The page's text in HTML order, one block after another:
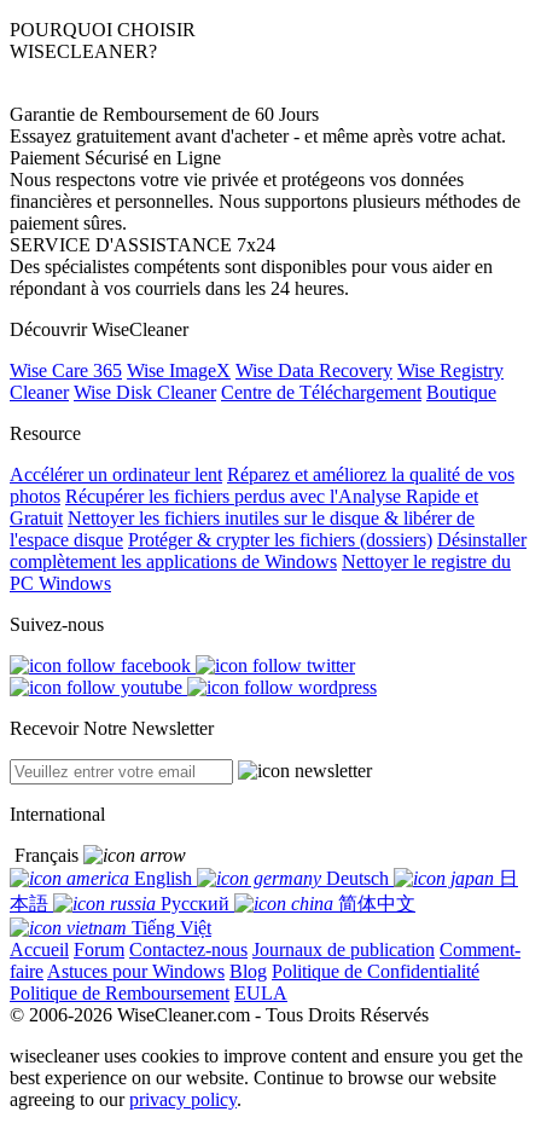
POURQUOI CHOISIR
WISECLEANER?
Garantie de Remboursement de 60 Jours
Essayez gratuitement avant d'acheter - et même après votre achat.
Paiement Sécurisé en Ligne
Nous respectons votre vie privée et protégeons vos données
financières et personnelles. Nous supportons plusieurs méthodes de
paiement sûres.
SERVICE D'ASSISTANCE 7x24
Des spécialistes compétents sont disponibles pour vous aider en
répondant à vos courriels dans les 24 heures.
Découvrir WiseCleaner
Wise Care 365 Wise ImageX Wise Data Recovery Wise Registry
Cleaner Wise Disk Cleaner Centre de Téléchargement Boutique
Resource
Accélérer un ordinateur lent Réparez et améliorez la qualité de vos
photos Récupérer les fichiers perdus avec l'Analyse Rapide et
Gratuit Nettoyer les fichiers inutiles sur le disque & libérer de
l'espace disque Protéger & crypter les fichiers (dossiers) Désinstaller
complètement les applications de Windows Nettoyer le registre du
PC Windows
Suivez-nous
Recevoir Notre Newsletter
International
Français
English
Deutsch
日
本語
Русский
简体中文
Tiếng Việt
Accueil Forum Contactez-nous Journaux de publication Comment-
faire Astuces pour Windows Blog Politique de Confidentialité
Politique de Remboursement EULA
© 2006-2026 WiseCleaner.com - Tous Droits Réservés
wisecleaner uses cookies to improve content and ensure you get the
best experience on our website. Continue to browse our website
agreeing to ourprivacy policy.